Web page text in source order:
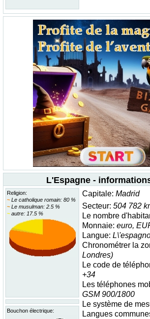
L'Espagne -
Religion:
~Le catholique romain: 80 %
~Le musulman: 2.5 %
~autre: 17.5 %
Capitale: Madrid
Secteur: 504 782
Le nombre
Monnaie: euro,
Langue:
Chronométrer la
Londres)
Le code de
+34
Les téléphones
GSM 900/1800
Le système de
Langues
Bouchon électrique: